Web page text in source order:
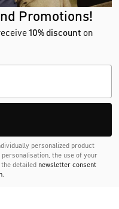
Promotions!
10% discount on
personalized product
the use of your
detailed newsletter consent
.